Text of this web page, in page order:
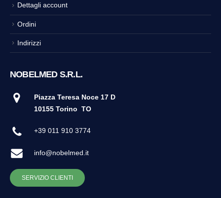
Dettagli account
Ordini
Indirizzi
NOBELMED S.R.L.
Piazza Teresa Noce 17 D
10155 Torino TO
+39 011 910 3774
info@nobelmed.it
SERVIZIO CLIENTI